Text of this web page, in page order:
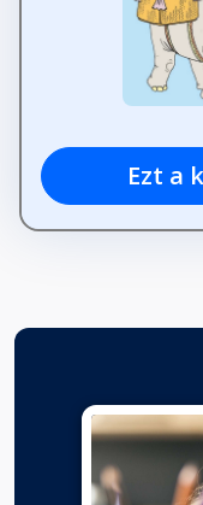
Ezt a